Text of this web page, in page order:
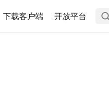
下载客户端 开放平台